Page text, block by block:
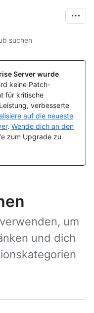
suchen
Server wurde
keine Patch-
für kritische
verbesserte
auf die neueste
. Wende dich an den
zum Upgrade zu
um
und dich